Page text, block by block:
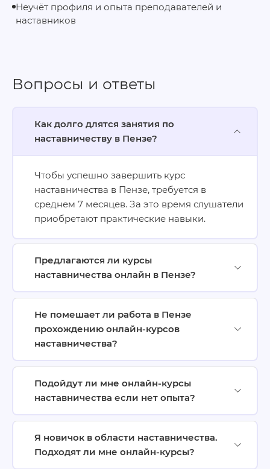
Неучёт профиля и опыта преподавателей и
наставников
Вопросы и ответы
Как долго длятся занятия по
наставничеству в Пензе?
Чтобы успешно завершить курс
наставничества в Пензе, требуется в
среднем 7 месяцев. За это время слушатели
приобретают практические навыки.
Предлагаются ли курсы
наставничества онлайн в Пензе?
Не помешает ли работа в Пензе
прохождению онлайн-курсов
наставничества?
Подойдут ли мне онлайн-курсы
наставничества если нет опыта?
Я новичок в области наставничества.
Подходят ли мне онлайн-курсы?